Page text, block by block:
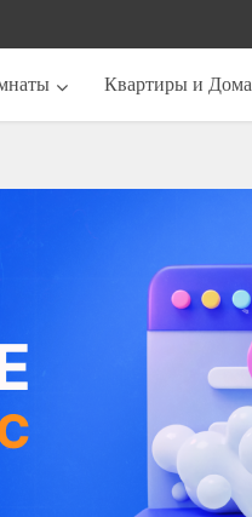
Квартиры и Дома